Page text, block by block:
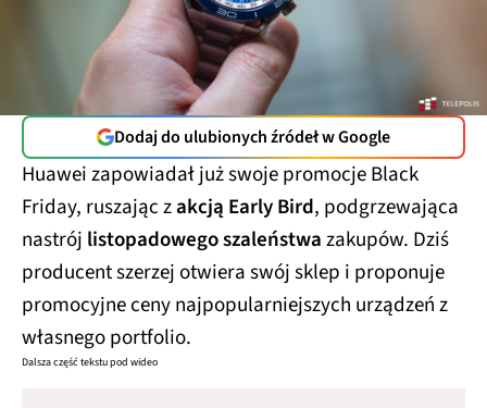
Dodaj do ulubionych źródeł w Google
Huawei zapowiadał już swoje promocje Black
Friday, ruszając zakcją Early Bird , podgrzewająca
nastrój listopadowego szaleństwa zakupów. Dziś
producent szerzej otwiera swój sklep i proponuje
promocyjne ceny najpopularniejszych urządzeń z
własnego portfolio.
Dalsza część tekstu pod wideo